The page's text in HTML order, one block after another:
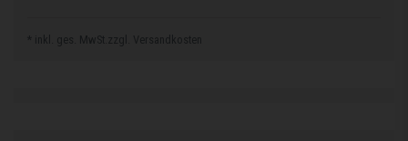
* inkl. ges. MwSt.zzgl. Versandkosten